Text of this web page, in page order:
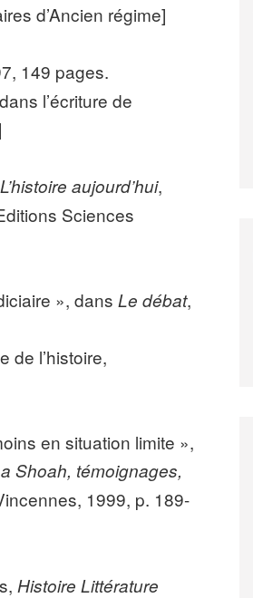
d’Ancien régime]
149 pages.
l’écriture de
L’histoire aujourd’hui,
Sciences
», dansLe débat,
de l’histoire,
en situation limite »,
Shoah, témoignages,
1999, p. 189-
Histoire Littérature